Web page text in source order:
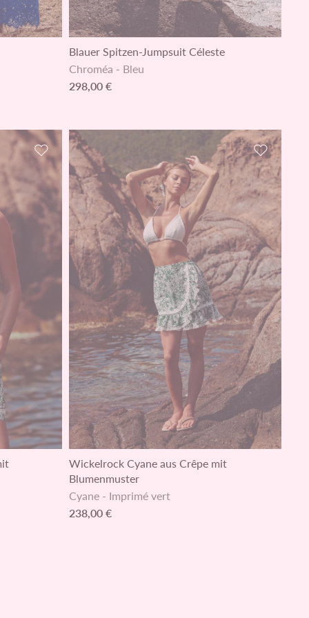
Blauer Spitzen-Jumpsuit Céleste
Chroméa - Bleu
298,00 €
Zur Wunschliste hinzufügen Zur
Wickelrock Cyane aus Crêpe mit
Blumenmuster
Cyane - Imprimé vert
238,00 €